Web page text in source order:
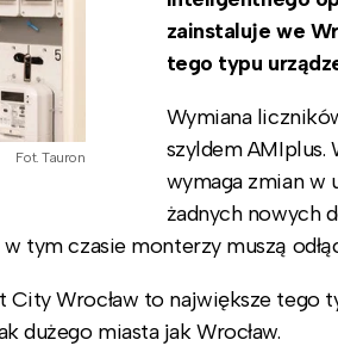
Fot. Tauron
zainstaluje we
tego typu
Wymiana
szyldem AMIplus.
wymaga zmian w
żadnych nowych
tym czasie monterzy muszą
Wrocław to największe tego
dużego miasta jak Wrocław.